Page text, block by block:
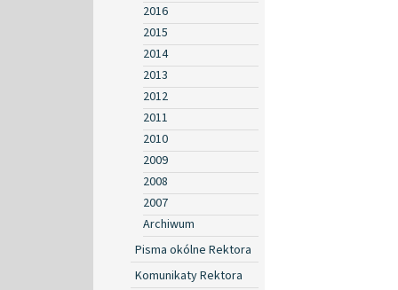
2016
2015
2014
2013
2012
2011
2010
2009
2008
2007
Archiwum
Pisma okólne Rektora
Komunikaty Rektora